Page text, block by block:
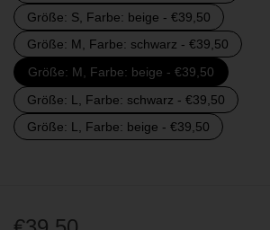
Größe: S, Farbe: beige - €39,50
Größe: M, Farbe: schwarz - €39,50
Größe: M, Farbe: beige - €39,50
Größe: L, Farbe: schwarz - €39,50
Größe: L, Farbe: beige - €39,50